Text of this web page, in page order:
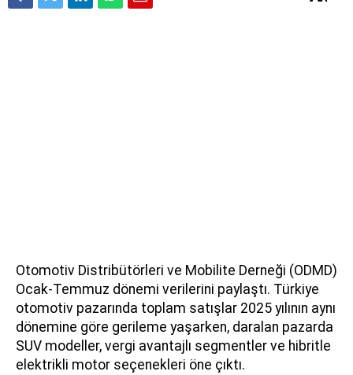
Otomotiv Distribütörleri ve Mobilite Derneği (ODMD)
Ocak-Temmuz dönemi verilerini paylaştı. Türkiye
otomotiv pazarında toplam satışlar 2025 yılının aynı
dönemine göre gerileme yaşarken, daralan pazarda
SUV modeller, vergi avantajlı segmentler ve hibritle
elektrikli motor seçenekleri öne çıktı.